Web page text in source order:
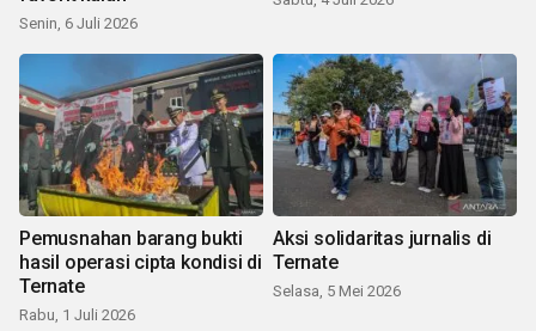
Senin, 6 Juli 2026
Pemusnahan barang bukti
hasil operasi cipta kondisi di
Ternate
Rabu, 1 Juli 2026
Aksi solidaritas jurnalis di
Ternate
Selasa, 5 Mei 2026